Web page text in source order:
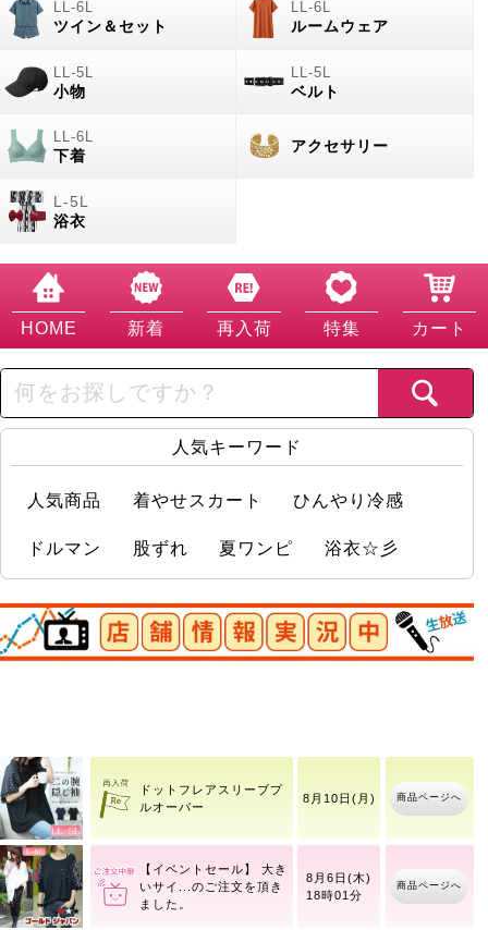
ツイン＆セット ルームウェア
小物 ベルト
下着
アクセサリー
浴衣
HOME 新着 再入荷 特集 カート
人気キーワード
人気商品 着やせスカート ひんやり冷感
ドルマン 股ずれ 夏ワンピ 浴衣☆彡
店舗情報実況中
ドットフレアスリーブプ
ルオーバー
8月10日(月) 商品ページへ
【イベントセール】 大き
いサイ
8月6日(木)
18時01分
商品ページへ